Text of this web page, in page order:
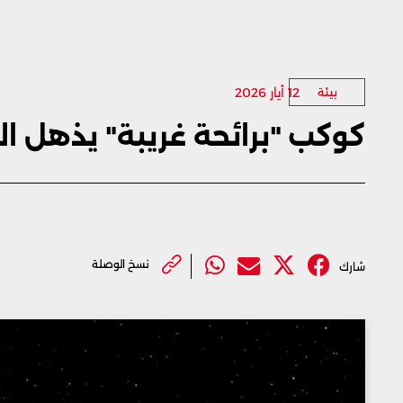
بيئة 12 أيار 2026
كوكب "برائحة غريبة" يذهل
شارك نسخ الوصلة